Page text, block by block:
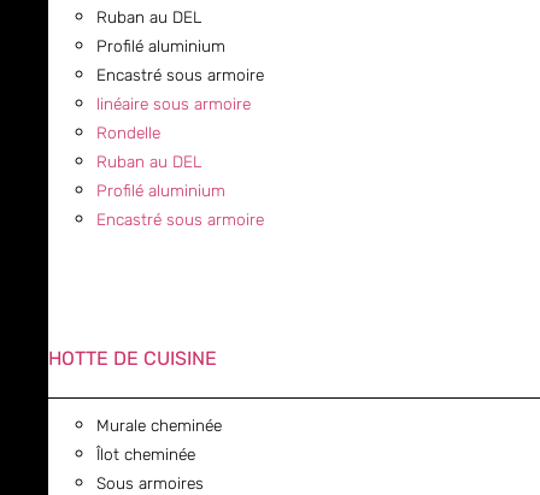
Ruban au DEL
Profilé aluminium
Encastré sous armoire
linéaire sous armoire
Rondelle
Ruban au DEL
Profilé aluminium
Encastré sous armoire
HOTTE DE CUISINE
Murale cheminée
Îlot cheminée
Sous armoires